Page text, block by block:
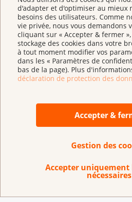
d'adapter et d'optimiser au mieux
besoins des utilisateurs. Comme
vie privée, nous vous demandons
cliquant sur « Accepter & fermer
stockage des cookies dans votre
à tout moment modifier vos
dans les « Paramètres de
bas de la page). Plus
déclaration de protection des
Accepter &
Gestion des
Accepter uniquement
nécessaires
Spenderntéléchargements de
du cancer ont été effectués au
écoulée. 195'000 brochures ont
format papier. Un assortiment
brochures en trois langues est
à disposition des personnes
proches et de toute personne
mises à jour et rédigées dans un
C’est grâce à ses donatrices et
contre le cancer peut proposer
l’industrie pharmaceutique et
können diese Informationen
Pharmafirmen und